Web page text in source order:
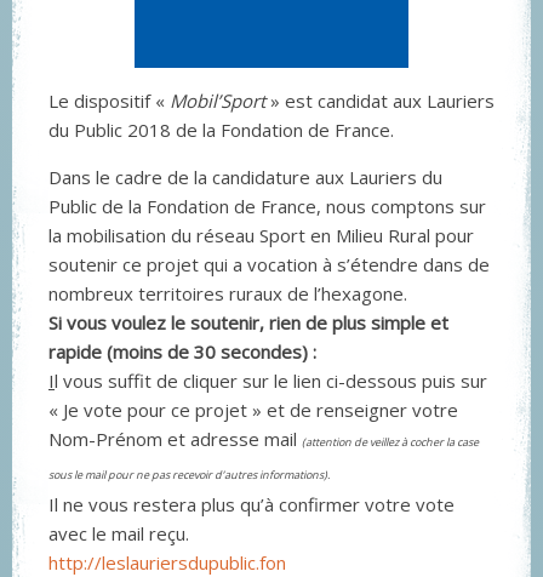
Le dispositif « Mobil’Sport» est candidat aux Lauriers
du Public 2018 de la Fondation de France.
Dans le cadre de la candidature aux Lauriers du
Public de la Fondation de France, nous comptons sur
la mobilisation du réseau Sport en Milieu Rural pour
soutenir ce projet qui a vocation à s’étendre dans de
nombreux territoires ruraux de l’hexagone.
Si vous voulez le soutenir, rien de plus simple et
rapide (moins de 30 secondes) :
Il vous suffit de cliquer sur le lien ci-dessous puis sur
« Je vote pour ce projet » et de renseigner votre
Nom-Prénom et adresse mail (attention de veillez à cocher la case
sous le mail pour ne pas recevoir d’autres informations).
Il ne vous restera plus qu’à confirmer votre vote
avec le mail reçu.
http://leslauriersdupublic.fon